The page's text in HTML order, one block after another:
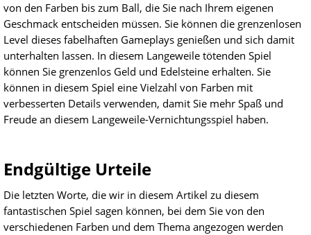
von den Farben bis zum Ball, die Sie nach Ihrem eigenen
Geschmack entscheiden müssen. Sie können die grenzenlosen
Level dieses fabelhaften Gameplays genießen und sich damit
unterhalten lassen. In diesem Langeweile tötenden Spiel
können Sie grenzenlos Geld und Edelsteine erhalten. Sie
können in diesem Spiel eine Vielzahl von Farben mit
verbesserten Details verwenden, damit Sie mehr Spaß und
Freude an diesem Langeweile-Vernichtungsspiel haben.
Endgültige Urteile
Die letzten Worte, die wir in diesem Artikel zu diesem
fantastischen Spiel sagen können, bei dem Sie von den
verschiedenen Farben und dem Thema angezogen werden